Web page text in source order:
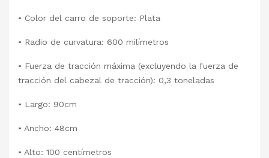
• Color del carro de soporte: Plata
• Radio de curvatura: 600 milímetros
• Fuerza de tracción máxima (excluyendo la fuerza de
tracción del cabezal de tracción): 0,3 toneladas
• Largo: 90cm
• Ancho: 48cm
• Alto: 100 centímetros